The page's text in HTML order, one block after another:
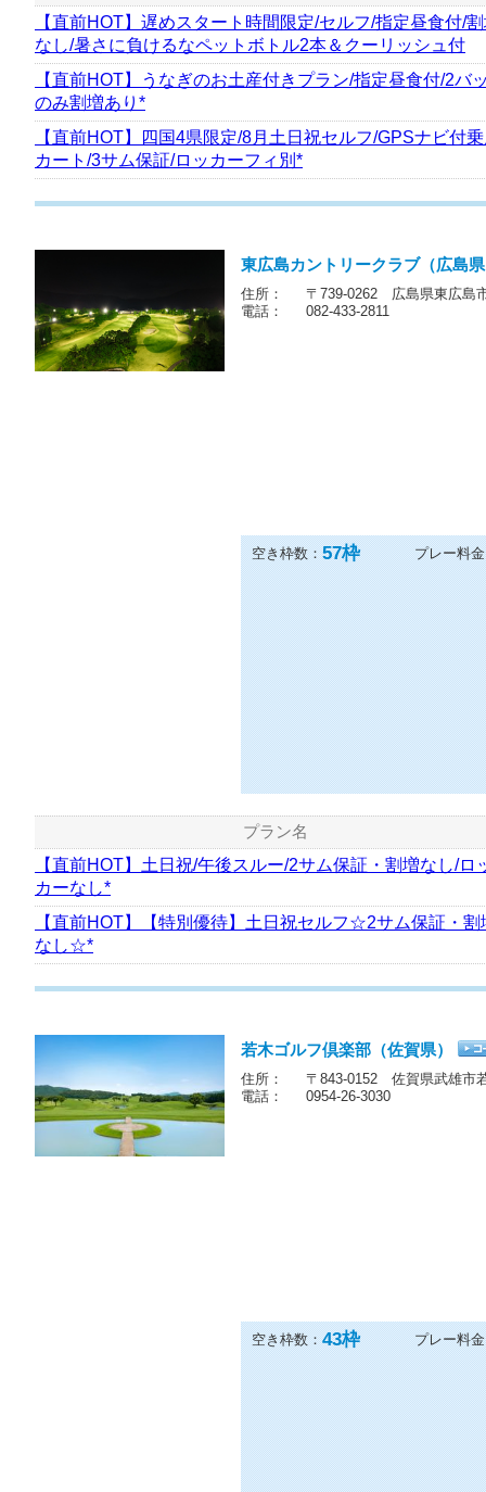
【直前HOT】遅めスタート時間限定/セルフ/指定昼食付/
なし/暑さに負けるなペットボトル2本＆クーリッシュ付
【直前HOT】うなぎのお土産付きプラン/指定昼食付/2バ
のみ割増あり*
【直前HOT】四国4県限定/8月土日祝セルフ/GPSナビ付
カート/3サム保証/ロッカーフィ別*
東広島カントリークラブ（広島
住所：
〒739-0262 広島県東広島
電話：
082-433-2811
空き枠数： 57枠 プレー料
プラン名
【直前HOT】土日祝/午後スルー/2サム保証・割増なし/ロ
カーなし*
【直前HOT】【特別優待】土日祝セルフ☆2サム保証・割
なし☆*
若木ゴルフ倶楽部（佐賀県）
住所：
〒843-0152 佐賀県武雄市
電話：
0954-26-3030
空き枠数： 43枠 プレー料